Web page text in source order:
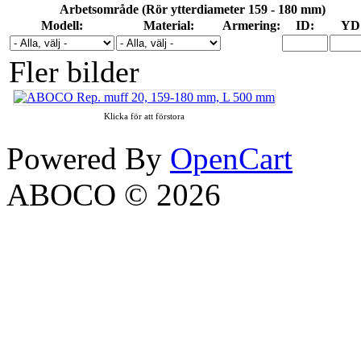
Arbetsområde (Rör ytterdiameter 159 - 180 mm)
Modell:
Material: Armering: ID:
Fler bilder
Klicka för att förstora
Powered By OpenCart
ABOCO © 2026